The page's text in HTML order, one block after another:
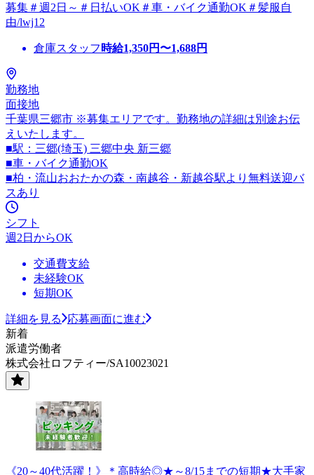
募集＃週2日～＃日払いOK＃車・バイク通勤OK＃髪服自
由/lwj12
倉庫スタッフ 時給1,350円〜1,688円
勤務地
面接地
千葉県三郷市 ※募集エリアです。勤務地の詳細は別途お伝
えいたします。
■駅：三郷(埼玉) 三郷中央 新三郷
■車・バイク通勤OK
■柏・流山おおたかの森・南越谷・新越谷駅より無料送迎バ
スあり
シフト
週2日からOK
交通費支給
未経験OK
短期OK
詳細を見る
応募画面に進む
新着
派遣労働者
株式会社ロフティー/SA10023021
《20～40代活躍！》＊高時給◎★～8/15までの短期★大手家